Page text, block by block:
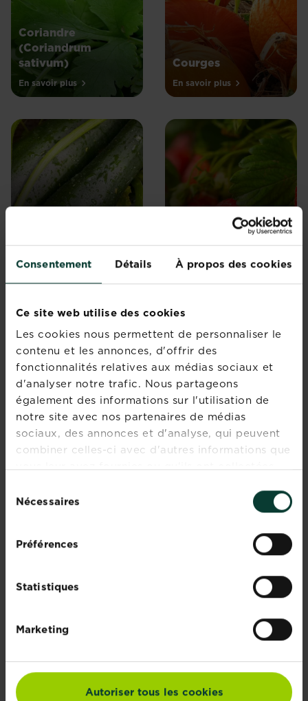
Consentement Détails À propos des cookies
Ce site web utilise des cookies
Les cookies nous permettent de personnaliser le
contenu et les annonces, d'offrir des
fonctionnalités relatives aux médias sociaux et
d'analyser notre trafic. Nous partageons
également des informations sur l'utilisation de
notre site avec nos partenaires de médias
sociaux, des annonces et d'analyse, qui peuvent
combiner celles-ci avec d'autres informations que
vous leur avez fournies ou qu'ils ont collectées
duNécessaires
Préférences
Statistiques
Marketing
Autoriser tous les cookies
Coriandre
(Coriandrum
sativum)
En savoir plus
Courges
En savoir plus
Framboisiers
En savoir plus
L’ail d’ornement
En savoir plus
En savoir plus
Rejoignez la